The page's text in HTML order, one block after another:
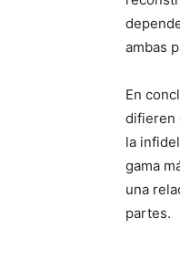
ambas
En
difieren
la
gama
una
partes.